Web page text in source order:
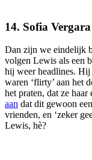
14. Sofia
Dan zijn we eindelijk
volgen Lewis als een
hij weer headlines. Hij
waren ‘flirty’ aan het
het praten, dat ze haar
aan dat dit gewoon
vrienden, en ‘zeker
Lewis, hè?